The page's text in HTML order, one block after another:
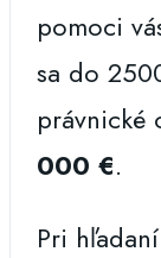
pomoci
sa do
právnické
000 €.
Pri